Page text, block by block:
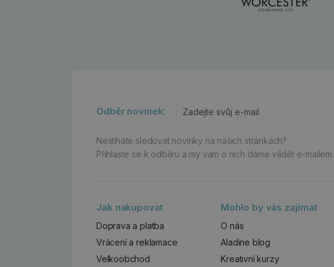
Odběr novinek:
Nestíháte sledovat novinky na našich stránkách?
Přihlaste se k odběru a my vám o nich dáme vědět e-mailem.
Jak nakupovat
Doprava a platba
Vrácení a reklamace
Velkoobchod
Mohlo by vás zajímat
O nás
Aladine blog
Kreativní kurzy